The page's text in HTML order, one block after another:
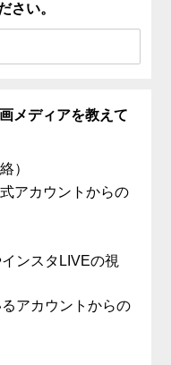
さい。
メディアを教えて
）
アカウントからの
ンスタLIVEの視
アカウントからの